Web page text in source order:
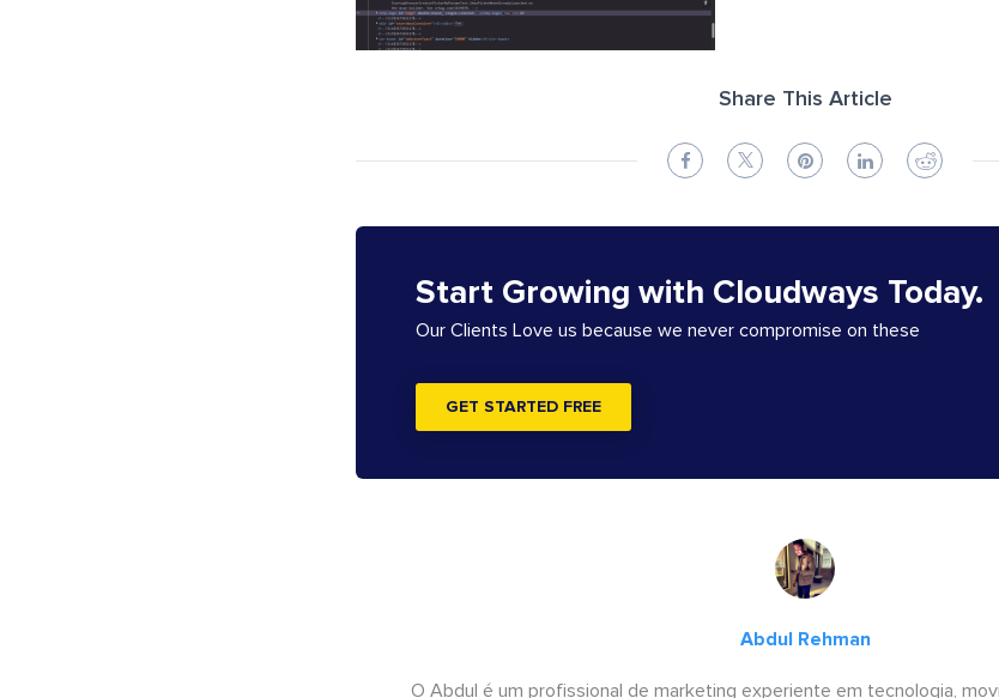
Share This Article
Start Growing with Cloudways Today.
Our Clients Love us because we never compromise on these
GET STARTED FREE
Abdul Rehman
O Abdul é um profissional de marketing experiente em tecnologia,